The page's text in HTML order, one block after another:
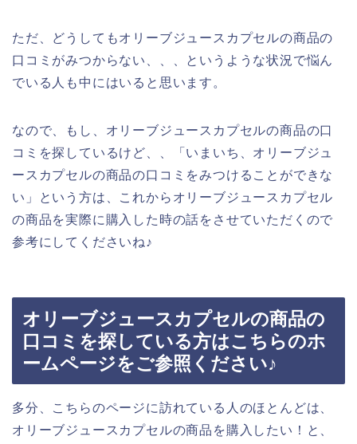
ただ、どうしてもオリーブジュースカプセルの商品の
口コミがみつからない、、、というような状況で悩ん
でいる人も中にはいると思います。
なので、もし、オリーブジュースカプセルの商品の口
コミを探しているけど、、「いまいち、オリーブジュ
ースカプセルの商品の口コミをみつけることができな
い」という方は、これからオリーブジュースカプセル
の商品を実際に購入した時の話をさせていただくので
参考にしてくださいね♪
オリーブジュースカプセルの商品の
口コミを探している方はこちらのホ
ームページをご参照ください♪
多分、こちらのページに訪れている人のほとんどは、
オリーブジュースカプセルの商品を購入したい！と、